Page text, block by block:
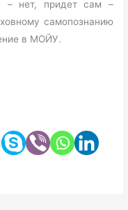
– нет, придет сам –
самопознанию
в МОЙУ.